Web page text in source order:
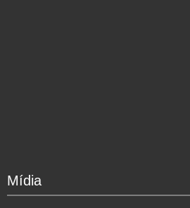
Mídia